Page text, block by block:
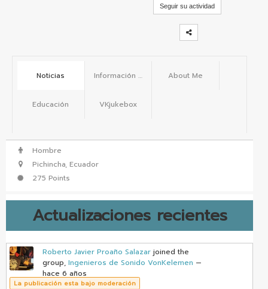
Seguir su actividad
Noticias Información básica About Me
Educación VKjukebox
Hombre
Pichincha, Ecuador
275 Points
Actualizaciones recientes
Roberto Javier Proaño Salazar joined the
group, Ingenieros de Sonido VonKelemen —
hace 6 años
La publicación esta bajo moderación